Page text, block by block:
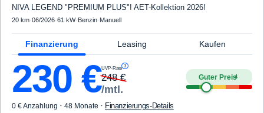
NIVA LEGEND "PREMIUM PLUS"! AET-Kollektion 2026!
20 km·06/2026·61 kW· Benzin· Manuell
Finanzierung Leasing Kaufen
230 €UVP-Rate 3
248€
/mtl.
Guter Preis4
0 € Anzahlung · 48 Monate · Finanzierungs-Details